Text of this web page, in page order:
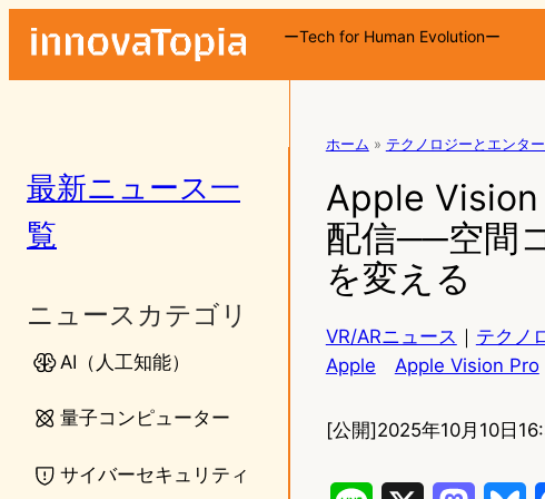
ーTech for Human Evolutionー
最新ニュース一
覧
ニュースカテゴリ
AI（人工知能）
量子コンピューター
サイバーセキュリティ
ホーム » テクノロジーとエンタ
Apple Vision
配信──空間
を変える
VR/ARニュース ｜ テクノ
Apple
Apple Vision Pro
[公開]2025年10月10日